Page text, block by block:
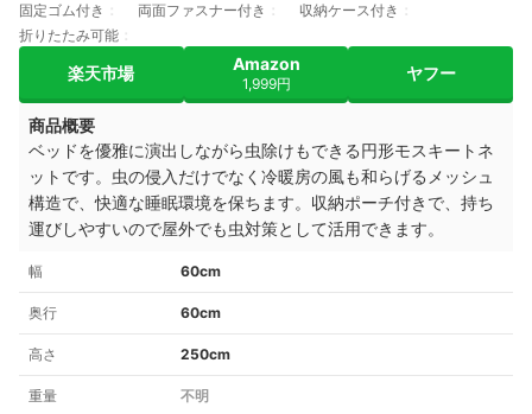
固定ゴム付き 両面ファスナー付き
収納ケース付き
折りたたみ可能
楽天市場 Amazon
1,999円
ヤフー
商品概要
ベッドを優雅に演出しながら虫除けもできる円形モスキートネ
ットです。虫の侵入だけでなく冷暖房の風も和らげるメッシュ
構造で、快適な睡眠環境を保ちます。収納ポーチ付きで、持ち
運びしやすいので屋外でも虫対策として活用できます。
幅 60cm
奥行 60cm
高さ 250cm
重量 不明